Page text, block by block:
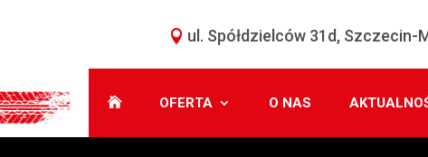
ul. Spółdzielców 31d, Szczecin-
OFERTA O NAS